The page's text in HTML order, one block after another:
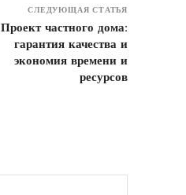
СЛЕДУЮЩАЯ СТАТЬЯ
Проект частного дома:
гарантия качества и
экономия времени и
ресурсов